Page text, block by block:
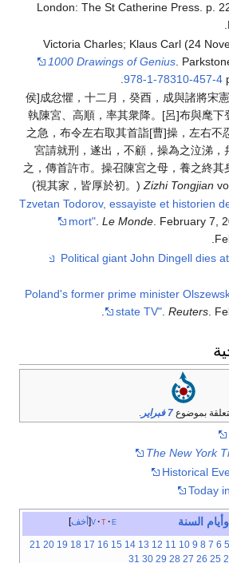
London: The St Catherine Press. p.
.
Victoria Charles; Klaus Carl (24
1000 Drawings of Genius .
978-1-78310-457-4
.
([侯]成忿懼，十二月，癸酉，成與諸將宋
執陳宮、高順，率其衆降。[呂]布與麾下
之急，布令左右取其首詣[曹]操，左右不
宮請就刑，遂出，不顧，操為之泣涕，
之，傳首許市。操召陳宮之母，養之終其
視其家，皆厚於初。)Zizhi Tongjian
"Tzvetan Todorov, essayiste et historien
mort".Le Monde. February 7,
.
"Poland's former prime minister
state TV".Reuters.
بموضوع7 فبراير .
The New York
Historical
Today
أخف v t e وأيام السنة
5
6
7
8
9
10
11
12
13
14
15
16
17
18
19
20
21
25
26
27
28
29
30
31